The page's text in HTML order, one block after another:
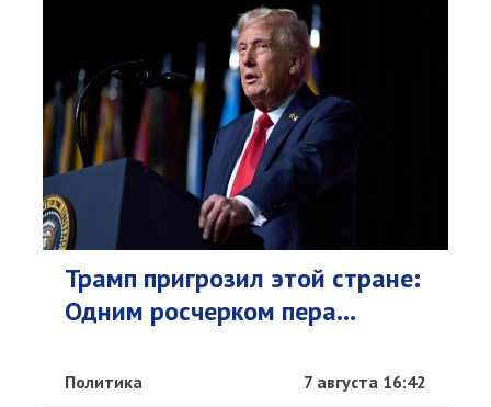
Трамп пригрозил этой стране:
Одним росчерком пера...
Политика 7 августа 16:42